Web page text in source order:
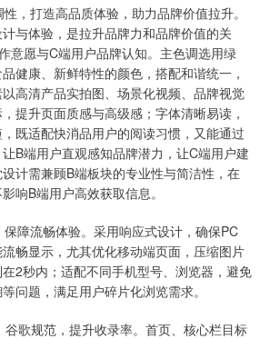
，打造高品质体验，助力品牌价值拉升。
与体验，是拉升品牌力和品牌价值的关
意愿与C端用户品牌认知。主色调选用绿
健康、新鲜特性的颜色，搭配和谐统一，
高清产品实拍图、场景化视频、品牌视觉
提升页面质感与高级感；字体清晰易读，
既适配快消品用户的阅读习惯，又能通过
B端用户直观感知品牌潜力，让C端用户建
计需兼顾B端板块的专业性与简洁性，在
响B端用户高效获取信息。
障流畅体验。采用响应式设计，确保PC
畅显示，尤其优化移动端页面，压缩图片
2秒内；适配不同手机型号、浏览器，避免
问题，满足用户碎片化浏览需求。
歌规范，提升收录率。首页、核心栏目标